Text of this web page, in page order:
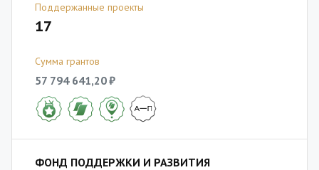
Поддержанные проекты
17
Сумма грантов
57 794 641,20 ₽
ФОНД ПОДДЕРЖКИ И РАЗВИТИЯ